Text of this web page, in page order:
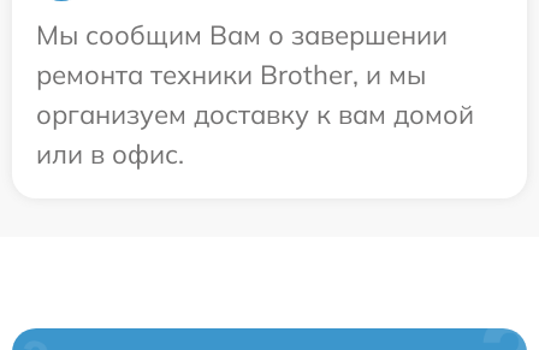
Мы сообщим Вам о завершении
ремонта техники Brother, и мы
организуем доставку к вам домой
или в офис.